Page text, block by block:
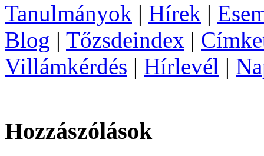
Tanulmányok | Hírek |
Blog | Tőzsdeindex |
Villámkérdés | Hírlevél |
Hozzászólások